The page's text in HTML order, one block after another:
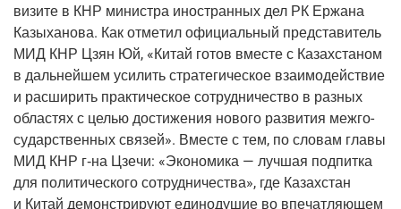
визи­те в КНР мини­стра ино­стран­ных дел РК Ержа­на
Казы­ха­но­ва. Как отме­тил офи­ци­аль­ный пред­ста­ви­тель
МИД КНР Цзян Юй, «Китай готов вме­сте с Казах­ста­ном
в даль­ней­шем уси­лить стра­те­ги­че­ское вза­и­мо­дей­ствие
и рас­ши­рить прак­ти­че­ское сотруд­ни­че­ство в раз­ных
обла­стях с целью дости­же­ния ново­го раз­ви­тия меж­го­
су­дар­ствен­ных свя­зей». Вме­сте с тем, по сло­вам гла­вы
МИД КНР г‑на Цзе­чи: «Эко­но­ми­ка — луч­шая под­пит­ка
для поли­ти­че­ско­го сотруд­ни­че­ства», где Казах­стан
и Китай демон­стри­ру­ют еди­но­ду­шие во впе­чат­ля­ю­щем